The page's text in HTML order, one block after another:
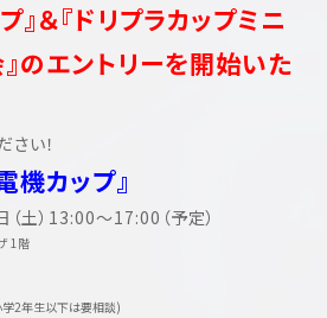
＆『ドリプラカップミニ
のエントリーを開始いた
い！
機カップ』
土）13:00～17:00（予定）
1階
2年生以下は要相談)